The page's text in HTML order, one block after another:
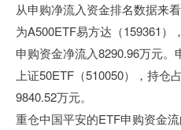
从申购净流入资金排名数据来
为A500ETF易方达（159361）
申购资金净流入8290.96万元
上证50ETF（510050），持仓
9840.52万元。
重仓中国平安的ETF申购资金